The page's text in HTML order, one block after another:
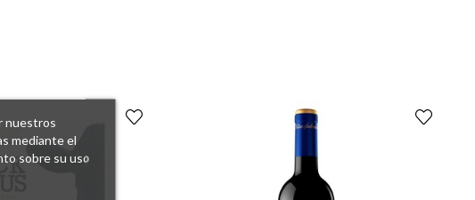
nuestros
mediante el
sobre su uso